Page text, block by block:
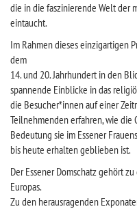
die in die faszinierende Welt der
eintaucht.
Im Rahmen dieses einzigartigen
dem
14. und 20. Jahrhundert in den
spannende Einblicke in das
die Besucher*innen auf einer
Teilnehmenden erfahren, wie
Bedeutung sie im Essener
bis heute erhalten geblieben ist.
Der Essener Domschatz gehört
Europas.
Zu den herausragenden